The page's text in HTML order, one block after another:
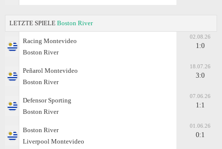
LETZTE SPIELE Boston River
Racing Montevideo
Boston River
02.08.26
1:0
Peñarol Montevideo
Boston River
18.07.26
3:0
Defensor Sporting
Boston River
07.06.26
1:1
Boston River
Liverpool Montevideo
01.06.26
0:1